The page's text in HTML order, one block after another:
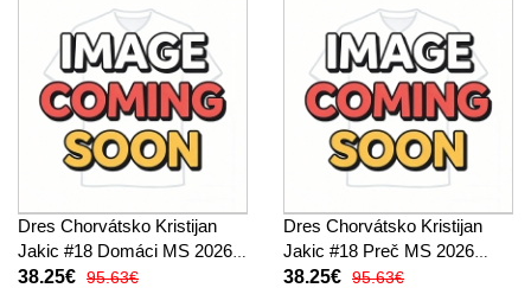
Dres Chorvátsko Kristijan
Jakic #18 Domáci MS 2026
Krátky Rukáv
38.25€ 95.63€
Dres Chorvátsko Kristijan
Jakic #18 Preč MS 2026
Krátky Rukáv
38.25€ 95.63€